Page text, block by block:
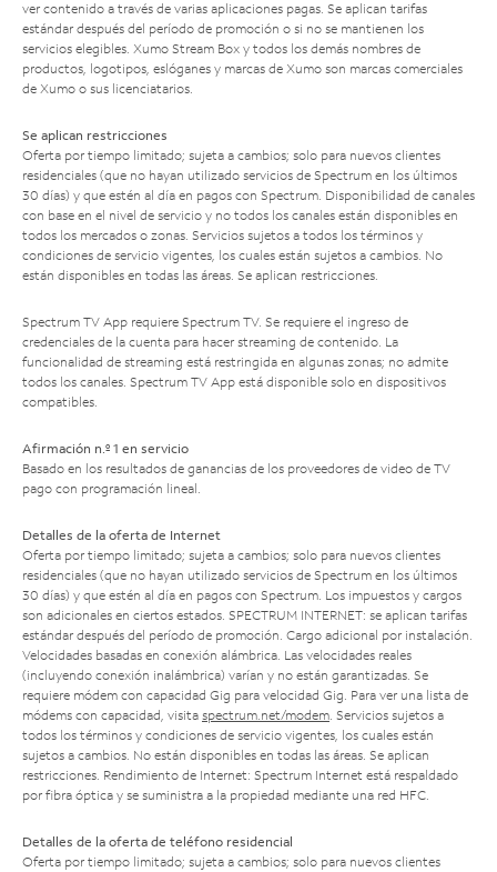
ver contenido a través de varias aplicaciones pagas. Se aplican tarifas
estándar después del período de promoción o si no se mantienen los
servicios elegibles. Xumo Stream Box y todos los demás nombres de
productos, logotipos, eslóganes y marcas de Xumo son marcas comerciales
de Xumo o sus licenciatarios.
Se aplican restricciones
Oferta por tiempo limitado; sujeta a cambios; solo para nuevos clientes
residenciales (que no hayan utilizado servicios de Spectrum en los últimos
30 días) y que estén al día en pagos con Spectrum. Disponibilidad de canales
con base en el nivel de servicio y no todos los canales están disponibles en
todos los mercados o zonas. Servicios sujetos a todos los términos y
condiciones de servicio vigentes, los cuales están sujetos a cambios. No
están disponibles en todas las áreas. Se aplican restricciones.
Spectrum TV App requiere Spectrum TV. Se requiere el ingreso de
credenciales de la cuenta para hacer streaming de contenido. La
funcionalidad de streaming está restringida en algunas zonas; no admite
todos los canales. Spectrum TV App está disponible solo en dispositivos
compatibles.
Afirmación n.º 1 en servicio
Basado en los resultados de ganancias de los proveedores de video de TV
pago con programación lineal.
Detalles de la oferta de Internet
Oferta por tiempo limitado; sujeta a cambios; solo para nuevos clientes
residenciales (que no hayan utilizado servicios de Spectrum en los últimos
30 días) y que estén al día en pagos con Spectrum. Los impuestos y cargos
son adicionales en ciertos estados. SPECTRUM INTERNET: se aplican tarifas
estándar después del período de promoción. Cargo adicional por instalación.
Velocidades basadas en conexión alámbrica. Las velocidades reales
(incluyendo conexión inalámbrica) varían y no están garantizadas. Se
requiere módem con capacidad Gig para velocidad Gig. Para ver una lista de
módems con capacidad, visita spectrum.net/modem. Servicios sujetos a
todos los términos y condiciones de servicio vigentes, los cuales están
sujetos a cambios. No están disponibles en todas las áreas. Se aplican
restricciones. Rendimiento de Internet: Spectrum Internet está respaldado
por fibra óptica y se suministra a la propiedad mediante una red HFC.
Detalles de la oferta de teléfono residencial
Oferta por tiempo limitado; sujeta a cambios; solo para nuevos clientes